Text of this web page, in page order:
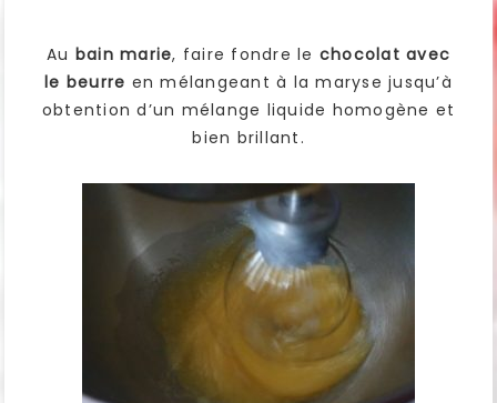
Au bain marie, faire fondre le chocolat avec
le beurre en mélangeant à la maryse jusqu’à
obtention d’un mélange liquide homogène et
bien brillant.